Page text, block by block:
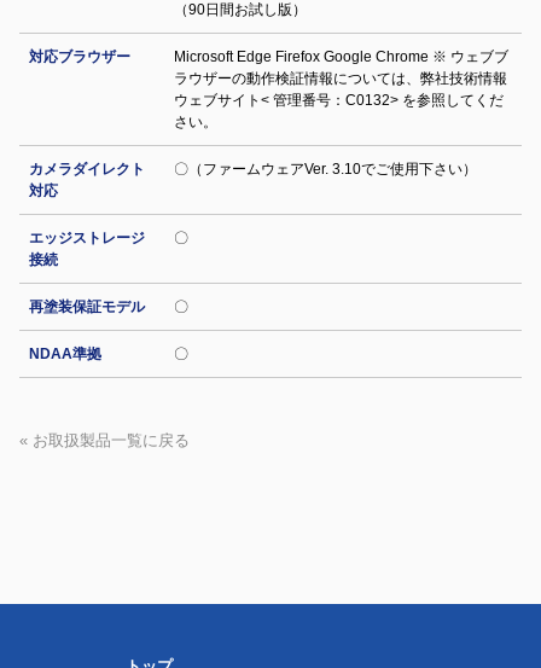
（90日間お試し版）
対応ブラウザー
Microsoft Edge Firefox Google Chrome ※ ウェブブ
ラウザーの動作検証情報については、弊社技術情報
ウェブサイト< 管理番号：C0132> を参照してくだ
さい。
カメラダイレクト
対応
〇（ファームウェアVer. 3.10でご使用下さい）
エッジストレージ
接続
〇
再塗装保証モデル 〇
NDAA準拠 〇
« お取扱製品一覧に戻る